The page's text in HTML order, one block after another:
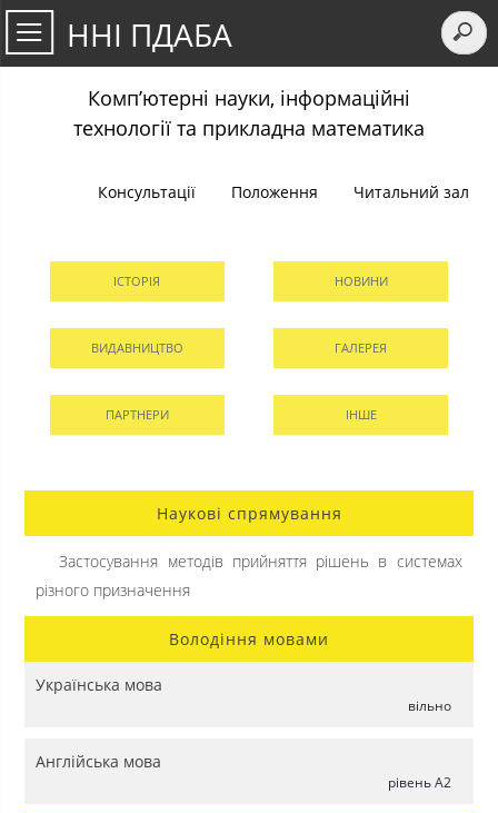
ННІ ПДАБА
Комп’ютерні науки, інформаційні
технології та прикладна математика
Консультації Положення Читальний зал
ІСТОРІЯ НОВИНИ
ВИДАВНИЦТВО ГАЛЕРЕЯ
ПАРТНЕРИ ІНШЕ
Наукові спрямування
Застосування методів прийняття рішень в системах
різного призначення
Володіння мовами
Українська мова
вільно
Англійська мова
рівень A2